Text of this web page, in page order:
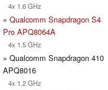
4x 1.6 GHz
» Qualcomm Snapdragon S4
Pro APQ8064A
4x 1.5 GHz
» Qualcomm Snapdragon 410
APQ8016
4x 1.2 GHz